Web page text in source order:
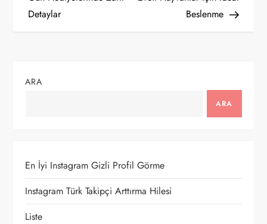
z
g
i
n
Detaylar
Beslenme
ARA
ARA
En İyi Instagram Gizli Profil Görme
Instagram Türk Takipçi Arttırma Hilesi
Liste